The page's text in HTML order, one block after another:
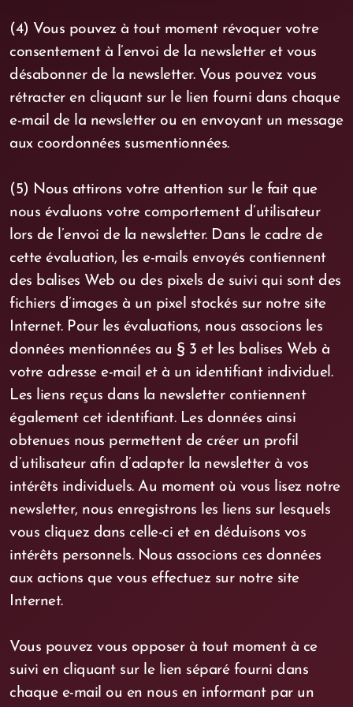
(4) Vous pouvez à tout moment révoquer votre
consentement à l’envoi de la newsletter et vous
désabonner de la newsletter. Vous pouvez vous
rétracter en cliquant sur le lien fourni dans chaque
e-mail de la newsletter ou en envoyant un message
aux coordonnées susmentionnées.
(5) Nous attirons votre attention sur le fait que
nous évaluons votre comportement d’utilisateur
lors de l’envoi de la newsletter. Dans le cadre de
cette évaluation, les e-mails envoyés contiennent
des balises Web ou des pixels de suivi qui sont des
fichiers d’images à un pixel stockés sur notre site
Internet. Pour les évaluations, nous associons les
données mentionnées au § 3 et les balises Web à
votre adresse e-mail et à un identifiant individuel.
Les liens reçus dans la newsletter contiennent
également cet identifiant. Les données ainsi
obtenues nous permettent de créer un profil
d’utilisateur afin d’adapter la newsletter à vos
intérêts individuels. Au moment où vous lisez notre
newsletter, nous enregistrons les liens sur lesquels
vous cliquez dans celle-ci et en déduisons vos
intérêts personnels. Nous associons ces données
aux actions que vous effectuez sur notre site
Internet.
Vous pouvez vous opposer à tout moment à ce
suivi en cliquant sur le lien séparé fourni dans
chaque e-mail ou en nous en informant par un